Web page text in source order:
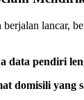
lancar,
data pendiri
domisili yang